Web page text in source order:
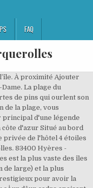
FAQ
vos avis, participer au forum et recevoir gratuitement des guides Petit FutÃ© ! Château Maravenne. Voir plus d'idées sur le thème Plage privée, Plage, Jardin d'hiver. Hyères Tourisme / vos vacances à Hyères, Porquerolles, Port Cros, Le Levant, Accueil › Les îles › Porquerolles › Les plages de Porquerolles. Cachée derrière un bois, à lâabri du vent, cette magnifique plage de sable blanc située au nord de lâîle de Porquerolles est dâune beauté fascinante. La magie opÃ¨re Ã©galement sous lâeauÂ : dâune Ã©tonnante clartÃ©, vous serez fascinÃ© de voir dÃ©filer Ã quelques mÃ¨tres de vous de frÃ©tillants bancs de sars, soles et rougets. On aime cette longue plage avec ses eaux peu profondes et les bonnes conditions pour les sports nautiques. Plage propre, eau chaude, à hauteur des cuisses ou du torse pour les enfants sur une très longue distance. Je dÃ©pose mon avis et je gagne des Foxies. Ouvert toute l'annÃ©e. Mas avec 5 chambres à La Londe-les-Maures. Plusieurs sentiers comprenant des escaliers permettent lâaccÃ¨s Ã la plage. Le plan d'eau est plat par mistral, avec des vagues par â¦ On aime cette longue plage avec ses eaux peu profondes et les bonnes conditions pour les sports nautiques. SituÃ©e au nord de Porquerolles, son sable dorÃ© qui sâÃ©tend sur 800 m et ses eaux peu profondes font de ce lieu, un endroit fÃ©Ã©rique et dÃ©paysant. Je comprends que Petit FutÃ© applique une politique de tolÃ©rance zÃ©ro sur les faux avis et se rÃ©serve le droit de ne pas publier tout commentaire contenant injures ou menaces, contenu non pertinent, informations commerciales. Je certifie que cet avis reflÃ¨te ma propre expÃ©rience et mon opinion authentique sur ce lieu, que je ne suis pas liÃ© personnellement ni professionnellement Ã cet Ã©tablissement et que je n'ai reÃ§u aucune compensation financiÃ¨re ou autre de celui-ci pour Ã©crire cet avis. 25. Dans chaque poste sont présents 2 sauveteurs, titulaires du Brevet national de sécurité et de sauvetage aquatique. Une plage superbe et un spot idéal pour les sports nautiques. Unique et seule chambre pour 2 adultes avec entrée indépendante au confort soigné dans une propriété privée bénéficiant d'une situation d'exception. Situé face à l'Île de Porquerolles sur la presque Île de Giens, l'hôtel et ses restaurants dispose d'une situation idéale pour votre séjour dans le Var. En arrivant à Porquerolles, vous accèderez aux plages de l'île à pieds ou à vélo (de nombreux loueurs de vélos se trouvent à proximité du débarcadère) par de magnifiques sentiers bien balisés. Plage Privée dans le Var. Elle a dâailleurs été sacrée plus belle plage dâEurope en 2015. Porquerolles. Excepté au moins dâaoût, elle reste pourtant peu fréquentée par les locaux en raison de son éloignement du village. Porquerolles, ses plages de sable fin, ses eaux turquoise et transparentes. Elle est trÃ¨s prisÃ©e mais elle est trÃ¨s grande donc on ne se marche pas dessus. Au large, de nombreux bateaux jettent lâancre. Les meilleures adresses à connaître à Porquerolles cet été . Pour soumettre votre avis vous devez vous connecter. La plage de Notre-Dame, sur l'île de Porquerolles, dans le Var, accueille chaque été des milliers de visiteurs. Information sur les cookies - Se trouvant en bas du fort de l'Alycastre, elle est abritée du mistral. Bar La Plage, Porquerolles Island : consultez 119 avis sur Bar La Plage, noté 3 sur 5 sur Tripadvisor et classé #22 sur 28 restaurants à Porquerolles Island. Accessibles à pied ou en vélo, câest un Must-Do de votre